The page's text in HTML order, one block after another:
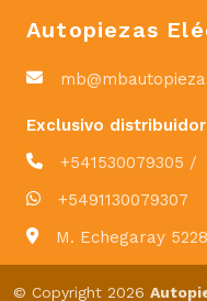
Autopiezas
Exclusivo
+541530079305 /
+5491130079307
M. Echegaray
© Copyright 2026